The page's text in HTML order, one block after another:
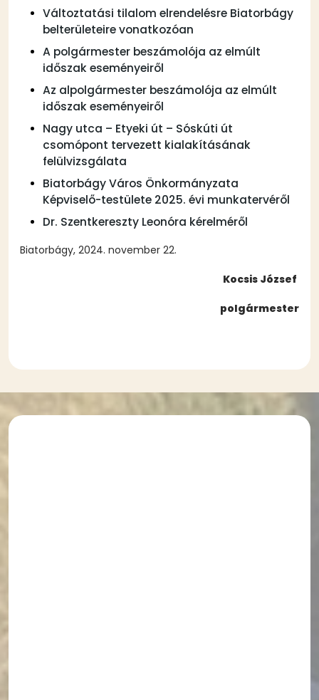
Változtatási tilalom elrendelésre Biatorbágy
belterületeire vonatkozóan
A polgármester beszámolója az elmúlt
időszak eseményeiről
Az alpolgármester beszámolója az elmúlt
időszak eseményeiről
Nagy utca – Etyeki út – Sóskúti út
csomópont tervezett kialakításának
felülvizsgálata
Biatorbágy Város Önkormányzata
Képviselő-testülete 2025. évi munkatervéről
Dr. Szentkereszty Leonóra kérelméről
Biatorbágy, 2024. november 22.
Kocsis József
polgármester